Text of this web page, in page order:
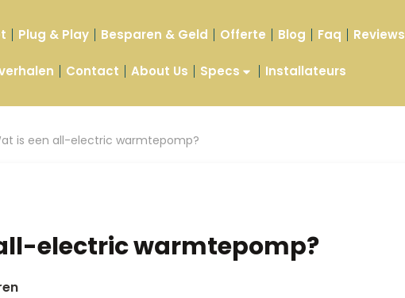
Plug & Play Besparen & Geld Offerte Blog Faq Reviews
Contact About Us Specs Installateurs
is een all-electric warmtepomp?
electric warmtepomp?